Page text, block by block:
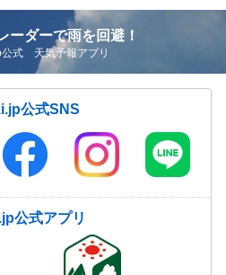
ーダーで雨を回避！
式 天気予報アプリ
公式SNS
公式アプリ